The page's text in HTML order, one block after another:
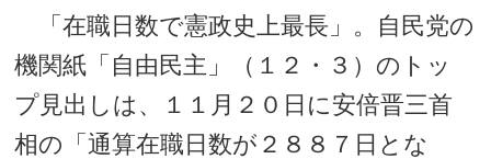
「在職日数で憲政史上最長」。自民党の
機関紙「自由民主」（１２・３）のトッ
プ見出しは、１１月２０日に安倍晋三首
相の「通算在職日数が２８８７日とな